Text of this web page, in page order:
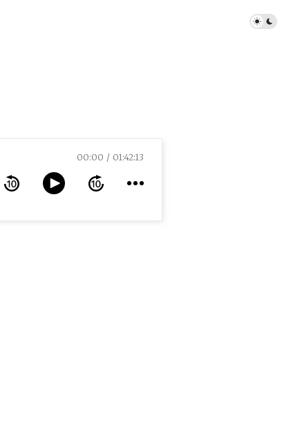
00:00 01:42:13